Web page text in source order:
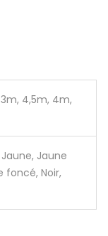
3m, 4,5m, 4m,
Jaune
foncé, Noir,